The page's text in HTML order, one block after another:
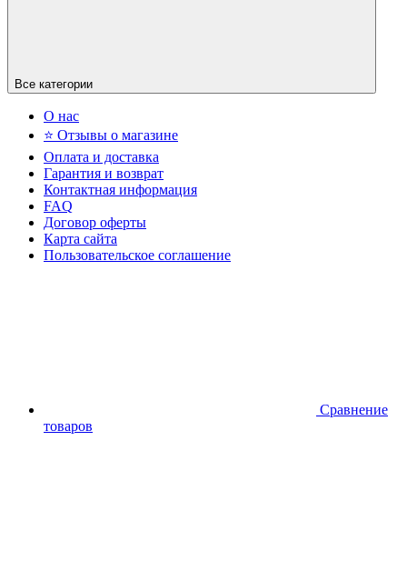
Все категории
О нас
⭐ Отзывы о магазине
Оплата и доставка
Гарантия и возврат
Контактная информация
FAQ
Договор оферты
Карта сайта
Пользовательское соглашение
Сравнение
товаров